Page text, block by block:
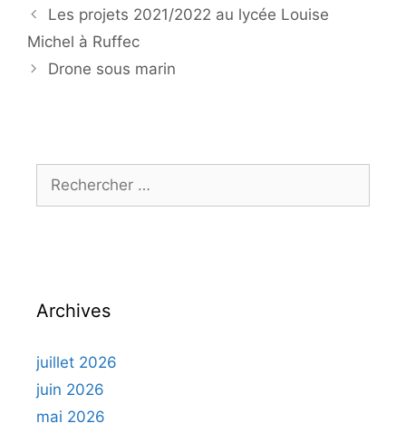
Navigation
de
Les projets 2021/2022 au lycée Louise
Michel à Ruffec
Drone sous marin
Archives
juillet 2026
juin 2026
mai 2026